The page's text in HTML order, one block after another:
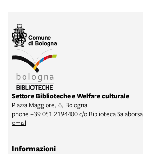
Settore Biblioteche e Welfare culturale
Piazza Maggiore, 6, Bologna
phone +39 051 2194400 c/o Biblioteca Salaborsa
email
Informazioni